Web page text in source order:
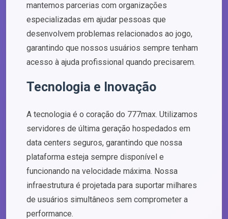
mantemos parcerias com organizações
especializadas em ajudar pessoas que
desenvolvem problemas relacionados ao jogo,
garantindo que nossos usuários sempre tenham
acesso à ajuda profissional quando precisarem.
Tecnologia e Inovação
A tecnologia é o coração do 777max. Utilizamos
servidores de última geração hospedados em
data centers seguros, garantindo que nossa
plataforma esteja sempre disponível e
funcionando na velocidade máxima. Nossa
infraestrutura é projetada para suportar milhares
de usuários simultâneos sem comprometer a
performance.